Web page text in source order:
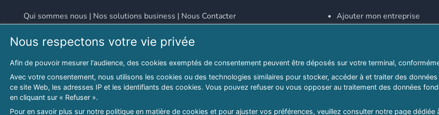
Qui sommes nous | Nos solutions business | Nous Contacter
Adresse
46 LOT. PETITE PROVENCE SIDI YAHIA
Hydra, Alger (16), Algérie
Email
contact@lespagesmaghreb.com
Ajouter mon entreprise
Explorer par secteurs
Explorer par willayas
Le Guide D'Alger, guide-
Nous respectons votre vie privée
Afin de pouvoir mesurer l'audience, des cookies exemptés de consentement peuvent être déposés sur votre terminal,
Avec votre consentement, nous utilisons les cookies ou des technologies similaires pour stocker, accéder à et traiter des
ce site Web, les adresses IP et les identifiants des cookies. Vous pouvez refuser ou vous opposer au traitement des données
en cliquant sur « Refuser ».
Pour en savoir plus sur notre politique en matière de cookies et pour ajuster vos préférences, veuillez consulter notre page dédiée